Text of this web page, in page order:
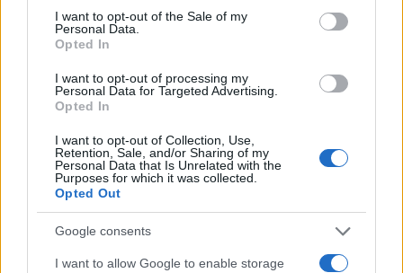
consent section.
I want to opt-out of the Sale of my
Personal Data.
Opted In
I want to opt-out of processing my
Personal Data for Targeted Advertising.
Opted In
I want to opt-out of Collection, Use,
Retention, Sale, and/or Sharing of my
Personal Data that Is Unrelated with the
Purposes for which it was collected.
Opted Out
Google consents
I want to allow Google to enable storage
17:3022.05.24
Final Four 2024: Ο Φραγκίσκος Αλβέρτης θα
ταξιδέψει με την αποστολή του Παναθηναϊκού
στο Βερολίνο